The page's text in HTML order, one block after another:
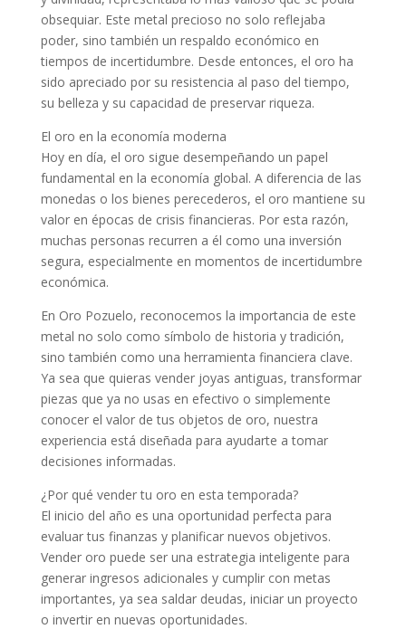
obsequiar. Este metal precioso no solo reflejaba
poder, sino también un respaldo económico en
tiempos de incertidumbre. Desde entonces, el oro ha
sido apreciado por su resistencia al paso del tiempo,
su belleza y su capacidad de preservar riqueza.
El oro en la economía moderna
Hoy en día, el oro sigue desempeñando un papel
fundamental en la economía global. A diferencia de las
monedas o los bienes perecederos, el oro mantiene su
valor en épocas de crisis financieras. Por esta razón,
muchas personas recurren a él como una inversión
segura, especialmente en momentos de incertidumbre
económica.
En Oro Pozuelo, reconocemos la importancia de este
metal no solo como símbolo de historia y tradición,
sino también como una herramienta financiera clave.
Ya sea que quieras vender joyas antiguas, transformar
piezas que ya no usas en efectivo o simplemente
conocer el valor de tus objetos de oro, nuestra
experiencia está diseñada para ayudarte a tomar
decisiones informadas.
¿Por qué vender tu oro en esta temporada?
El inicio del año es una oportunidad perfecta para
evaluar tus finanzas y planificar nuevos objetivos.
Vender oro puede ser una estrategia inteligente para
generar ingresos adicionales y cumplir con metas
importantes, ya sea saldar deudas, iniciar un proyecto
o invertir en nuevas oportunidades.